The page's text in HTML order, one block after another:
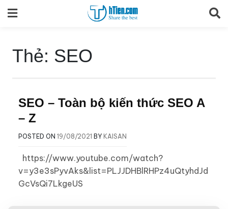
to
Thẻ: SEO
SEO – Toàn bộ kiến thức SEO A
– Z
POSTED ON 19/08/2021 BY KAISAN
https://www.youtube.com/watch?
v=y3e3sPyvAks&list=PLJJDHBlRHPz4uQtyhdJd
GcVsQi7LkgeUS